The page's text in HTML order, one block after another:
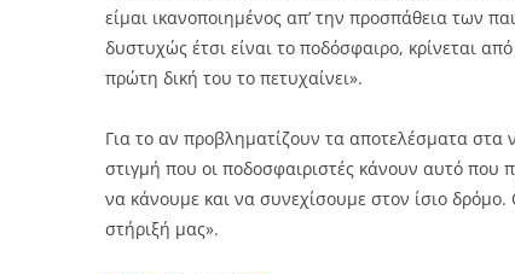
είμαι ικανοποιημένος απ’ την προσπάθεια των
δυστυχώς έτσι είναι το ποδόσφαιρο, κρίνεται
πρώτη δική του το πετυχαίνει».
Για το αν προβληματίζουν τα αποτελέσματα στα
στιγμή που οι ποδοσφαιριστές κάνουν αυτό που
να κάνουμε και να συνεχίσουμε στον ίσιο δρόμο.
στήριξή μας».